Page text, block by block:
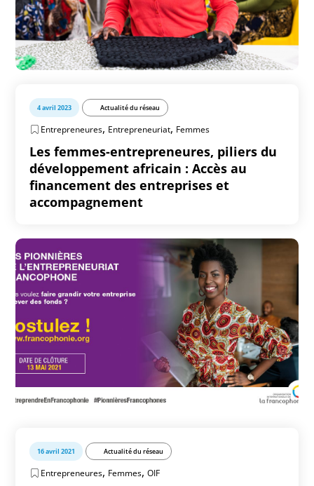
4 avril 2023 Actualité du réseau
Entrepreneures, Entrepreneuriat, Femmes
Les femmes-entrepreneures, piliers du
développement africain : Accès au
financement des entreprises et
accompagnement
16 avril 2021 Actualité du réseau
Entrepreneures, Femmes,OIF